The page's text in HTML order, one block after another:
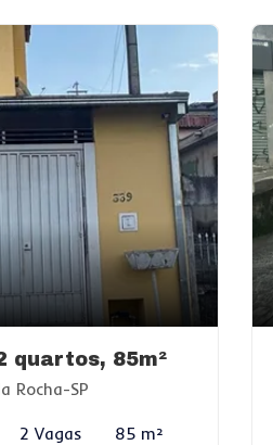
quartos, 85m²
Rocha-SP
2 Vagas 85 m²